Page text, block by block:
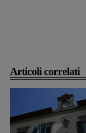
Articoli correlati